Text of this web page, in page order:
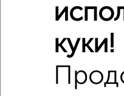
Средняя цена по городу
Похожиекуки!